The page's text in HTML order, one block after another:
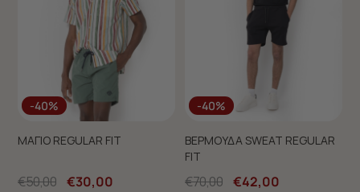
-40%
ΜΑΓΙΟ REGULAR FIT
€50,00 €30,00
-40%
ΒΕΡΜΟΥΔΑ SWEAT REGULAR
FIT
€70,00 €42,00